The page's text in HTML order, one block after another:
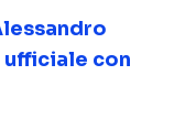
ufficiale con